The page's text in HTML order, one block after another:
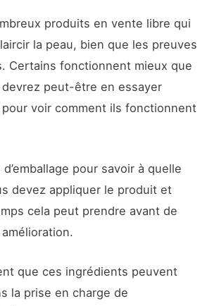
produits en vente libre qui
la peau, bien que les preuves
Certains fonctionnent mieux que
devrez peut-être en essayer
voir comment ils fonctionnent
pour savoir à quelle
devez appliquer le produit et
cela peut prendre avant de
que ces ingrédients peuvent
la prise en charge de